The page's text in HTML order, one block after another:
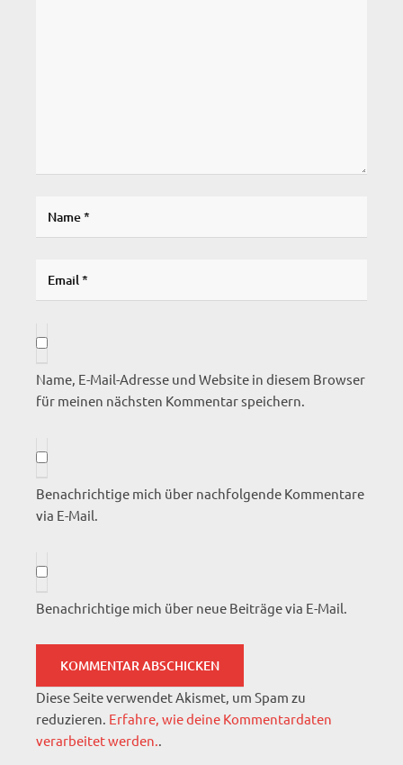
Name, E-Mail-Adresse und Website in diesem Browser
für meinen nächsten Kommentar speichern.
Benachrichtige mich über nachfolgende Kommentare
via E-Mail.
Benachrichtige mich über neue Beiträge via E-Mail.
Diese Seite verwendet Akismet, um Spam zu
reduzieren. Erfahre, wie deine Kommentardaten
verarbeitet werden..